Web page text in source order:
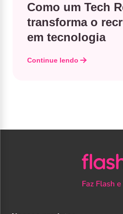
Como um Tech
transforma o
em tecnologia
Continue lendo